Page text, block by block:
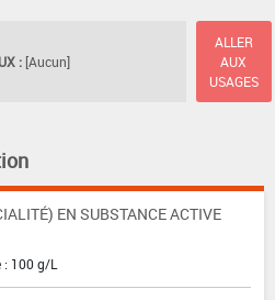
: [Aucun]
ALLER
AUX
USAGES
EN SUBSTANCE ACTIVE
: 100 g/L